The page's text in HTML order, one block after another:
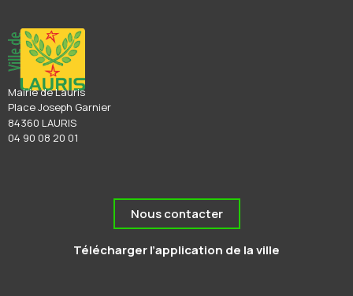
Mairie de Lauris
Place Joseph Garnier
84360 LAURIS
04 90 08 20 01
Nous contacter
Télécharger l’application de la ville